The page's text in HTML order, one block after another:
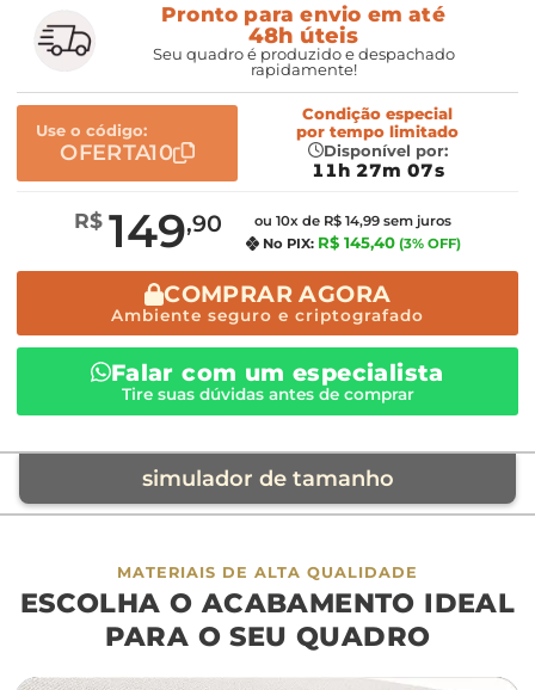
Pronto para envio em até
48h úteis
Seu quadro é produzido e despachado
rapidamente!
Use o código:
OFERTA10
Condição especial
por tempo limitado
Disponível por:
11h 27m 07s
R$ 149,90
ou 10x de R$ 14,99 sem juros
No PIX: R$ 145,40 (3% OFF)
COMPRAR AGORA
Ambiente seguro e criptografado
Falar com um especialista
Tire suas dúvidas antes de comprar
simulador de tamanho
móvel de referência
sofá cama
MATERIAIS DE ALTA QUALIDADE
ESCOLHA O ACABAMENTO IDEAL
PARA O SEU QUADRO